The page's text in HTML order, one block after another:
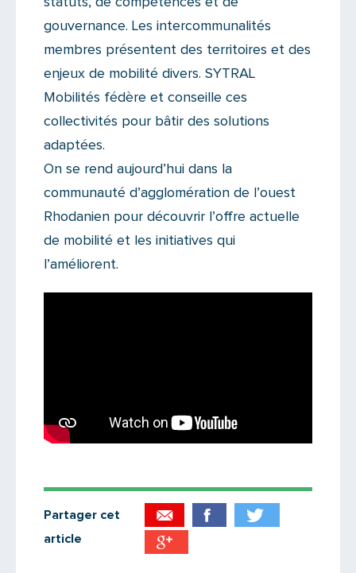
gouvernance. Les intercommunalités
membres présentent des territoires et des
enjeux de mobilité divers. SYTRAL
Mobilités fédère et conseille ces
collectivités pour bâtir des solutions
adaptées.
On se rend aujourd’hui dans la
communauté d’agglomération de l’ouest
Rhodanien pour découvrir l’offre actuelle
de mobilité et les initiatives qui
l’améliorent.
Partager cet
article